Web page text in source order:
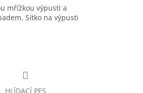
mřížkou výpusti a
Sítko na výpusti
HLÍDACÍ PES